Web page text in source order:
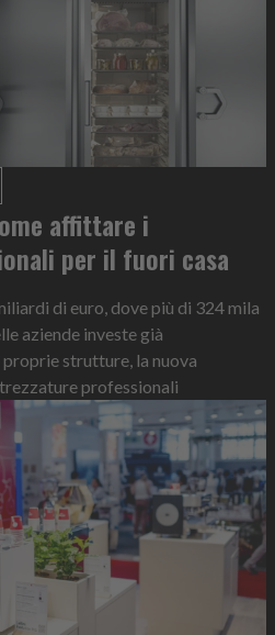
affittare i
per il fuori casa
di euro, dove più di 324 mila
aziende investe già
strutture, la nuova
professionali